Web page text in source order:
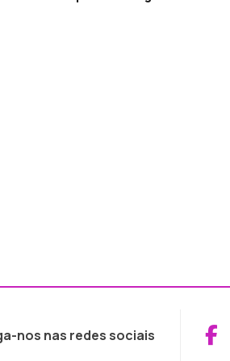
nos nas redes sociais